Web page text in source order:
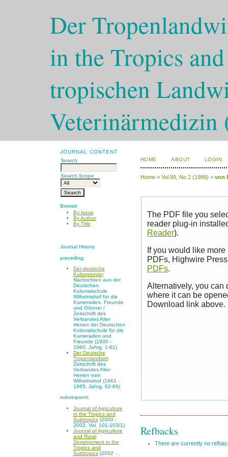
Der
in the Tropics
tropischen
Veterinärmedizin
JOURNAL CONTENT
Search
Search Scope
Browse
By Issue
By Author
By Title
Journal History
preceding:
Der deutsche
Kulturpionier:
Nachrichten aus der
Deutschen
Kolonialschule
Wilhelmshof für die
Kameraden, Freunde
und Gönner /
Zeitschrift des
Verbandes Alter
Herren der Deutschen
Kolonialschule für die
Kameraden und
Freunde (1900 -
1960, Jahrg. 1-61)
Der Deutsche
Tropenlandwirt:
Zeitschrift des
Verbandes Alter
Herren vom
Wilhelmshof (1961 -
1965, Jahrg. 62-66)
subsequent:
Journal of Agriculture
in the Tropics and
Subtropics(2000 -
2002, Vol. 101-103/1)
Journal of Agriculture
and Rural
Development in the
Tropics and
Subtropics(2002 - ,
HOME ABOUT LOGIN
Home> Vol 89, No 2 (1988) > von
The PDF file you
reader plug-in
Reader).
If you would like
PDFs, Highwire
PDFs.
Alternatively, you can
where it can be
Download link above.
Refbacks
There are currently no